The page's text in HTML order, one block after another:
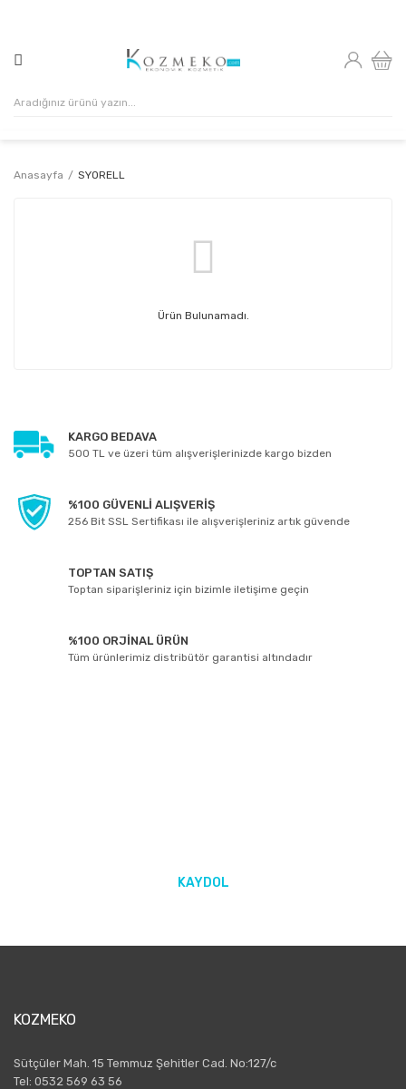
Anasayfa SYORELL
Ürün Bulunamadı.
KARGO BEDAVA
500 TL ve üzeri tüm alışverişlerinizde kargo bizden
%100 GÜVENLİ ALIŞVERİŞ
256 Bit SSL Sertifikası ile alışverişleriniz artık güvende
TOPTAN SATIŞ
Toptan siparişleriniz için bizimle iletişime geçin
%100 ORJİNAL ÜRÜN
Tüm ürünlerimiz distribütör garantisi altındadır
KAYDOL
KOZMEKO
Sütçüler Mah. 15 Temmuz Şehitler Cad. No:127/c
Tel: 0532 569 63 56